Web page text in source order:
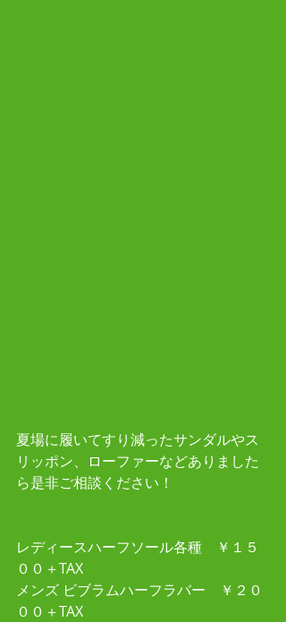
夏場に履いてすり減ったサンダルやス
リッポン、ローファーなどありました
ら是非ご相談ください！
レディースハーフソール各種　￥１５
００＋TAX
メンズ ビブラムハーフラバー　￥２０
００＋TAX